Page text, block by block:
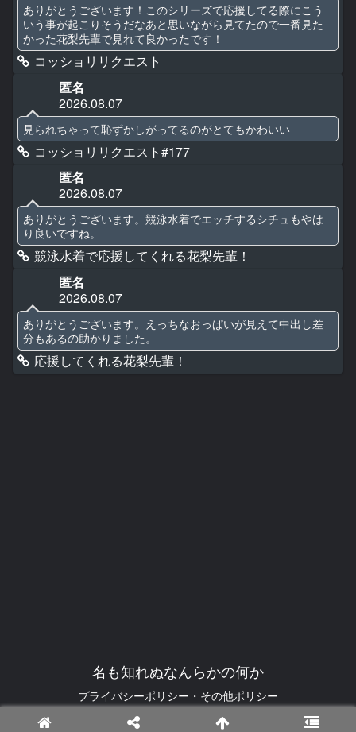
ありがとうございます！このシリーズで応援してる際にこう
いう事が起こりそうだなあと思いながら見てたので一番見た
かった花梨先輩で見れて良かったです！
コッショリリクエスト
匿名
2026.08.07
見られちゃって恥ずかしがってるのがとてもかわいい
コッショリリクエスト#177
匿名
2026.08.07
ありがとうございます。競泳水着でエッチするシチュもやは
り良いですね。
競泳水着で応援してくれる花梨先輩！
匿名
2026.08.07
ありがとうございます。えっちなおっぱいが見えて中出し差
分もあるの助かりました。
応援してくれる花梨先輩！
名も知れぬなんらかの何か
プライバシーポリシー・その他ポリシー
© 2024-2026 Nafuse_Karina.